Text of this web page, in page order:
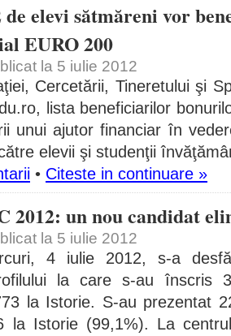
de elevi sătmăreni vor
EURO 200
la 5 iulie 2012
Cercetării, Tineretului şi
lista beneficiarilor
unui ajutor financiar în
elevii şi studenţii
• Citeste in continuare »
2012: un nou candidat
la 5 iulie 2012
4 iulie 2012, s-a
la care s-au înscris
la Istorie. S-au prezentat
la Istorie (99,1%). La